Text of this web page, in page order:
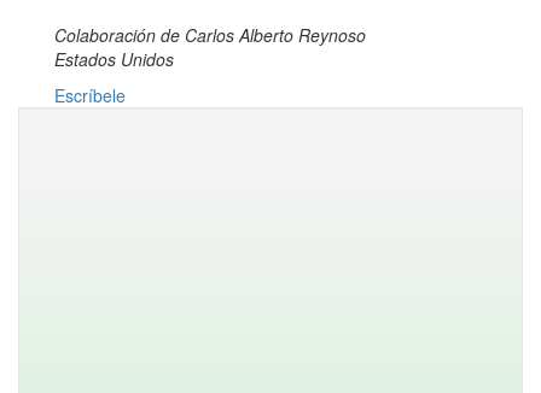
Colaboración de Carlos Alberto Reynoso
Estados Unidos
Escríbele